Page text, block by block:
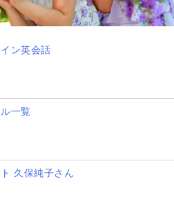
ン英会話
一覧
久保純子さん